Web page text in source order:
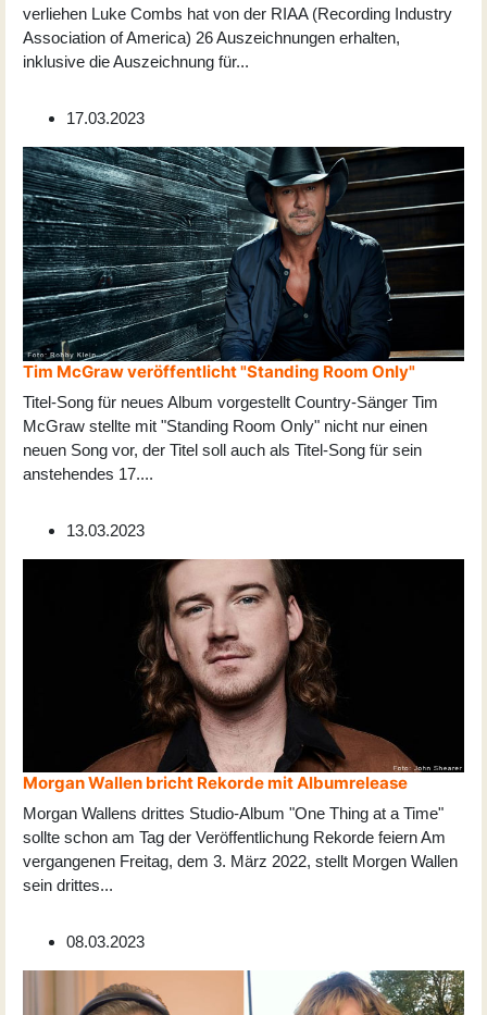
verliehen Luke Combs hat von der RIAA (Recording Industry
Association of America) 26 Auszeichnungen erhalten,
inklusive die Auszeichnung für...
17.03.2023
Tim McGraw veröffentlicht "Standing Room Only"
Titel-Song für neues Album vorgestellt Country-Sänger Tim
McGraw stellte mit "Standing Room Only" nicht nur einen
neuen Song vor, der Titel soll auch als Titel-Song für sein
anstehendes 17....
13.03.2023
Morgan Wallen bricht Rekorde mit Albumrelease
Morgan Wallens drittes Studio-Album "One Thing at a Time"
sollte schon am Tag der Veröffentlichung Rekorde feiern Am
vergangenen Freitag, dem 3. März 2022, stellt Morgen Wallen
sein drittes...
08.03.2023